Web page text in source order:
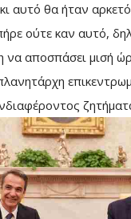
αυτό θα ήταν
ούτε καν αυτό,
να αποσπάσει μισή